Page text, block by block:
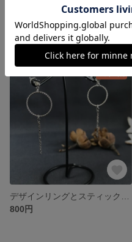
小粒ストーンとバーピアス
800円
800円